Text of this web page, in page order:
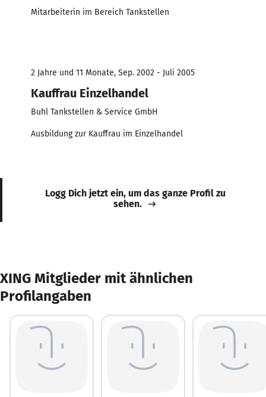
Mitarbeiterin im Bereich Tankstellen
2 Jahre und 11 Monate, Sep. 2002 - Juli 2005
Kauffrau Einzelhandel
Buhl Tankstellen & Service GmbH
Ausbildung zur Kauffrau im Einzelhandel
Logg Dich jetzt ein, um das ganze Profil zu
sehen.
XING Mitglieder mit ähnlichen
Profilangaben